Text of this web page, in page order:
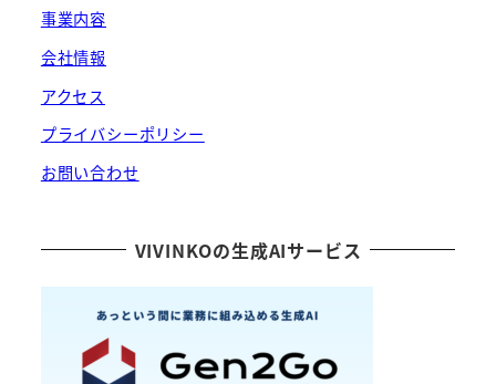
事業内容
会社情報
アクセス
プライバシーポリシー
お問い合わせ
VIVINKOの生成AIサービス